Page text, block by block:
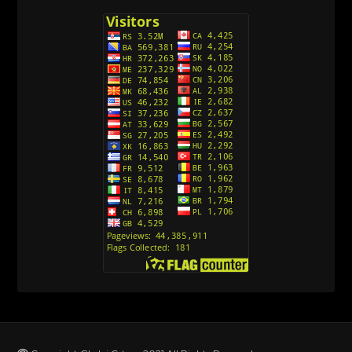
Avanture Kida Opasnost (Sinhronizovano na
Action Man (Sinhronizovano na Hrvatski)
Action Man (2000) Sinhronizovano na Hrvatski
Andjeoski Prijatelji (Sinhronizovano na Srpski)
Ajkuca (Sharkdog) Sinhronizovano na Srpski
Alvin i veverice (Alvinnn!!! And the Chipmunks)
Sinhronizovano na Srpski
Avanture Mačka u čizmama (Sinhronizovano na